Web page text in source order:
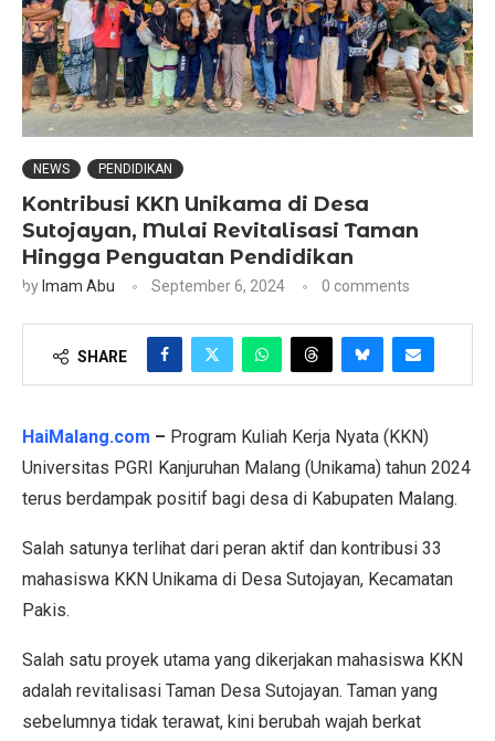
NEWS PENDIDIKAN
Kontribusi KKN Unikama di Desa
Sutojayan, Mulai Revitalisasi Taman
Hingga Penguatan Pendidikan
by Imam Abu September 6, 2024 0 comments
SHARE
HaiMalang.com – Program Kuliah Kerja Nyata (KKN)
Universitas PGRI Kanjuruhan Malang (Unikama) tahun 2024
terus berdampak positif bagi desa di Kabupaten Malang.
Salah satunya terlihat dari peran aktif dan kontribusi 33
mahasiswa KKN Unikama di Desa Sutojayan, Kecamatan
Pakis.
Salah satu proyek utama yang dikerjakan mahasiswa KKN
adalah revitalisasi Taman Desa Sutojayan. Taman yang
sebelumnya tidak terawat, kini berubah wajah berkat